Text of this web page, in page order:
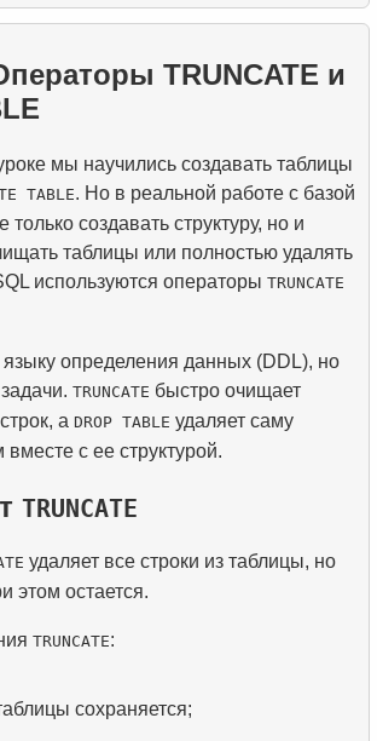
над наборами данных
методов оптимизации запросов
B-tree индекс
в SQL-индексы
анализа данных
вариант перелета
среднюю заполняемость рейсов
TRUNCATE и
мы научились создавать таблицы
TABLE. Но в реальной работе с базой
создавать структуру, но и
таблицы или полностью удалять
используются операторы TRUNCATE
языку определения данных (DDL), но
TRUNCATE быстро очищает
а DROP TABLE удаляет саму
вместе с ее структурой.
TRUNCATE
удаляет все строки из таблицы, но
этом остается.
TRUNCATE:
сохраняется;